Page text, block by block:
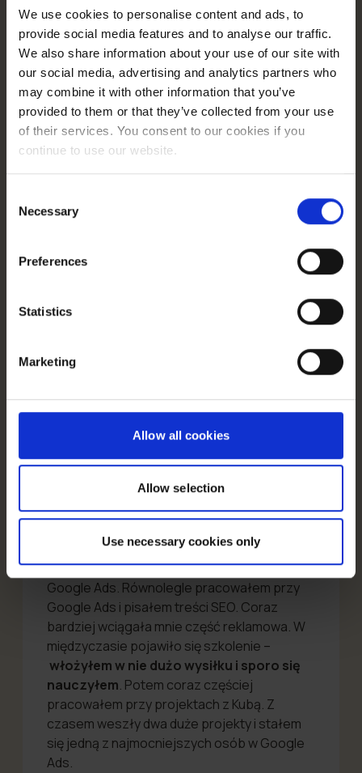
We use cookies to personalise content and ads, to
provide social media features and to analyse our traffic.
We also share information about your use of our site with
our social media, advertising and analytics partners who
may combine it with other information that you’ve
provided to them or that they’ve collected from your use
of their services. You consent to our cookies if you
continue to use our website.
Selection
Necessary
Preferences
Statistics
Marketing
Allow all cookies
Allow selection
Use necessary cookies only
różnorodne tematy – dzięki temu w krótkim
czasie zdobyłam wiele umiejętności.
Dzięki project managementowi znacząco
poprawiła się moja komunikacja, a przy okazji
angielski. Moje umiejętności organizacyjne
są dziś mocniejsze niż na początku drogi w
firmie. To, że mam tyle różnych zadań,
dobrze robi mojej głowie. Czasem, gdy
potrzebuję odetchnąć, siadam do
Skupiam się wtedy na bardziej technicznych
od codziennych zadań, które wymagają dużo
„Na początku byłem freelancerem-
copywriterem – po prostu pisałem i
pomagałem przy prostych tekstach do
pod SEO. Wtedy zauważył mnie Kuba
Krystkowiak i wciągnął do swoich projektów
Google Ads. Równolegle pracowałem przy
Google Ads i pisałem treści SEO. Coraz
bardziej wciągała mnie część reklamowa. W
międzyczasie pojawiło się szkolenie –
włożyłem w nie dużo wysiłku i sporo się
nauczyłem. Potem coraz częściej
pracowałem przy projektach z Kubą. Z
czasem weszły dwa duże projekty i stałem
się jedną z najmocniejszych osób w Google
Ads.